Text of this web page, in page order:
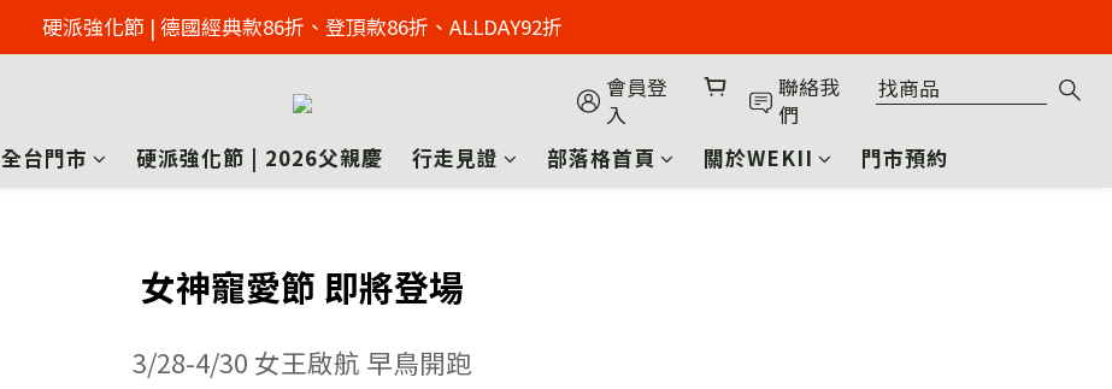
2026父親節慶 硬派強化節  | 來店免費足壓檢測 >> 點擊了解
硬派強化節 | 德國經典款86折、登頂款86折、ALLDAY92折
會員登
入
聯絡我
們
全台門市 硬派強化節 | 2026父親慶 行走見證 部落格首頁 關於WEKII 門市預約
女神寵愛節 即將登場
3/28-4/30 女王啟航 早鳥開跑